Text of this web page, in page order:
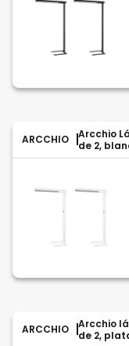
ARCCHIO
Arcchio
de 2,
ARCCHIO
Arcchio
de 2,